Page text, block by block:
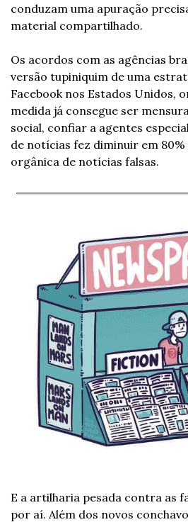
conduzam uma apuração
material compartilhado.
Os acordos com as agências
versão tupiniquim de uma
Facebook nos Estados Unidos,
medida já consegue ser
social, confiar a agentes
de notícias fez diminuir em
orgânica de notícias falsas.
E a artilharia pesada contra as
por aí. Além dos novos